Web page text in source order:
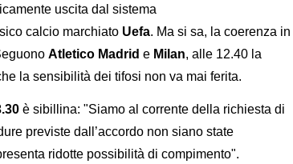
uscita dal sistema
calcio marchiato Uefa. Ma si sa, la coerenza in
Atletico Madrid e Milan, alle 12.40 la
la sensibilità dei tifosi non va mai ferita.
è sibillina: "Siamo al corrente della richiesta di
previste dall’accordo non siano state
ridotte possibilità di compimento".